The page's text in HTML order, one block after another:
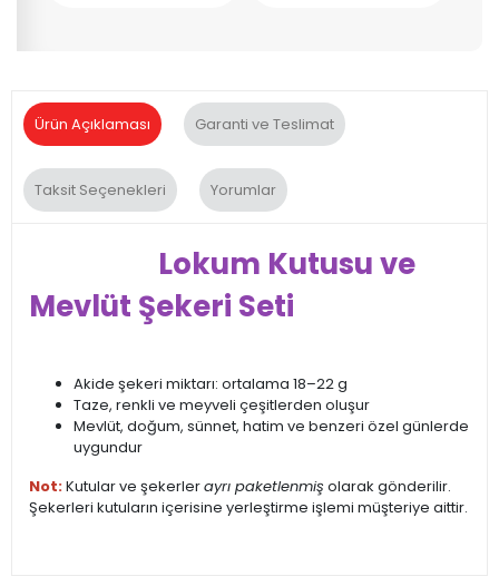
Ürün Açıklaması Garanti ve Teslimat
Taksit Seçenekleri Yorumlar
Lokum Kutusu ve
Mevlüt Şekeri Seti
Akide şekeri miktarı: ortalama 18–22 g
Taze, renkli ve meyveli çeşitlerden oluşur
Mevlüt, doğum, sünnet, hatim ve benzeri özel günlerde
uygundur
Not:Kutular ve şekerlerayrı paketlenmiş olarak gönderilir.
Şekerleri kutuların içerisine yerleştirme işlemi müşteriye aittir.